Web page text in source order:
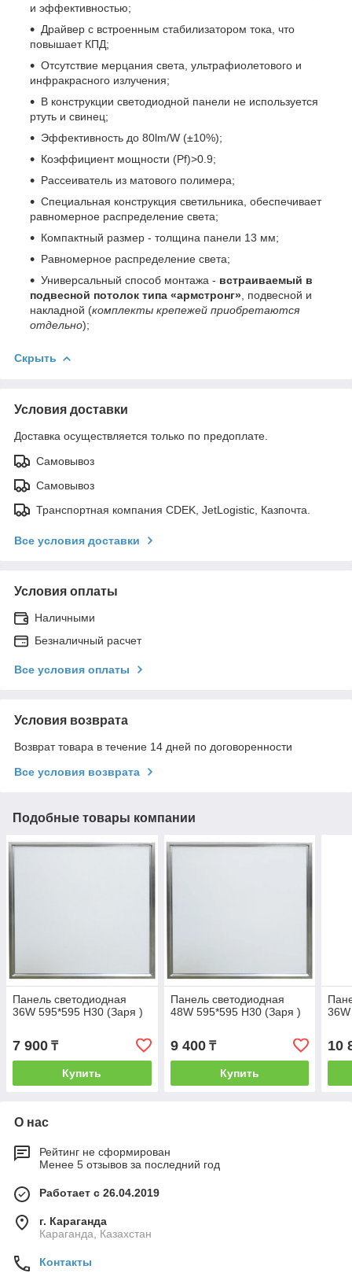
и эффективностью;
Драйвер с встроенным стабилизатором тока, что
повышает КПД;
Отсутствие мерцания света, ультрафиолетового и
инфракрасного излучения;
В конструкции светодиодной панели не используется
ртуть и свинец;
Эффективность до 80lm/W (±10%);
Коэффициент мощности (Pf)>0.9;
Рассеиватель из матового полимера;
Специальная конструкция светильника, обеспечивает
равномерное распределение света;
Компактный размер - толщина панели 13 мм;
Равномерное распределение света;
Универсальный способ монтажа - встраиваемый в
подвесной потолок типа «армстронг» , подвесной и
накладной (комплекты крепежей приобретаются
отдельно);
Скрыть
Условия доставки
Доставка осуществляется только по предоплате.
Самовывоз
Самовывоз
Транспортная компания CDEK, JetLogistic, Казпочта.
Все условия доставки
Условия оплаты
Наличными
Безналичный расчет
Все условия оплаты
Условия возврата
Возврат товара в течение 14 дней по договоренности
Все условия возврата
Подобные товары компании
Панель светодиодная
36W 595*595 H30 (Заря )
7 900 ₸
Купить
Панель светодиодная
48W 595*595 H30 (Заря )
9 400₸
Купить
10
О нас
Рейтинг не сформирован
Менее 5 отзывов за последний год
Работает с 26.04.2019
г. Караганда
Караганда, Казахстан
Контакты